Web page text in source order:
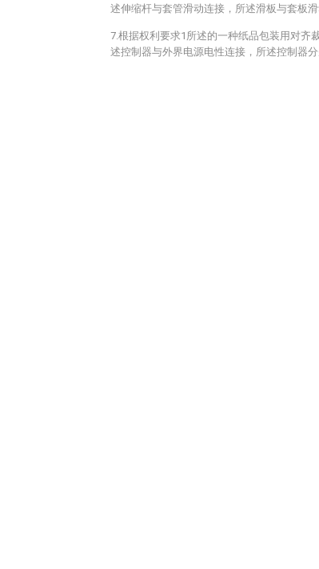
述伸缩杆与套管滑动连接，所述滑板与套板
7.根据权利要求1所述的一种纸品包装用对齐
述控制器与外界电源电性连接，所述控制器